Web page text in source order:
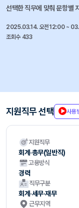
선택한 직무에 맞춰 문항별
2025.03.14. 오전12:00 ~
조회수 433
지원직무 선택 사용
지원직무
회계·총무(일반직)
고용방식
경력
직무구분
회계·세무·재무
근무지역